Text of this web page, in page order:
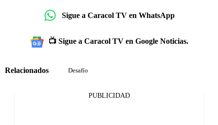
Sigue a Caracol TV en WhatsApp
📺 Sigue a Caracol TV en Google Noticias.
Relacionados Desafío
PUBLICIDAD